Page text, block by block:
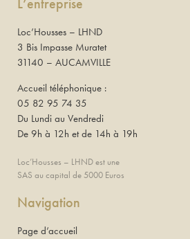
Loc’Housses – LHND
3 Bis Impasse Muratet
31140 – AUCAMVILLE
Accueil téléphonique :
05 82 95 74 35
Du Lundi au Vendredi
De 9h à 12h et de 14h à 19h
Loc’Housses – LHND est une
SAS au capital de 5000 Euros
Navigation
Page d’accueil